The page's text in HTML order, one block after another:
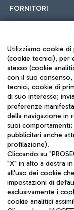
FORNITORI
Seguici sui
Aeroporti di Roma
Utilizziamo cookie
(cookie tecnici), per
stesso (cookie
con il suo consenso,
tecnici, cookie di
di suo interesse;
preferenze
della navigazione in
suoi
pubblicitari anche
profilazione).
Cliccando su
"X" in alto a destra
all'uso dei cookie
impostazioni di
esclusivamente i
cookie analitici